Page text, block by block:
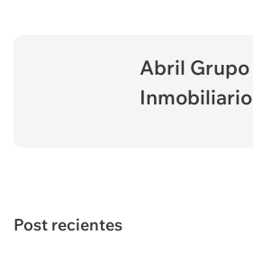
Abril Grupo
Inmobiliario
Post recientes